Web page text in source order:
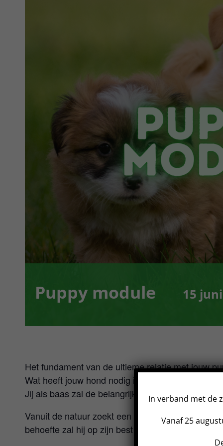
Puppy module 15
Het fundament van de ultieme relatie met jouw
Wat heeft jouw hond nodig in zijn leven? Wat
Jij als baas zal de belangrijkste rol in zijn leven
Vanuit de natuur zoekt een hond naar
behoefte zal hij op zijn best zijn.
In verband met de
Vanaf 25